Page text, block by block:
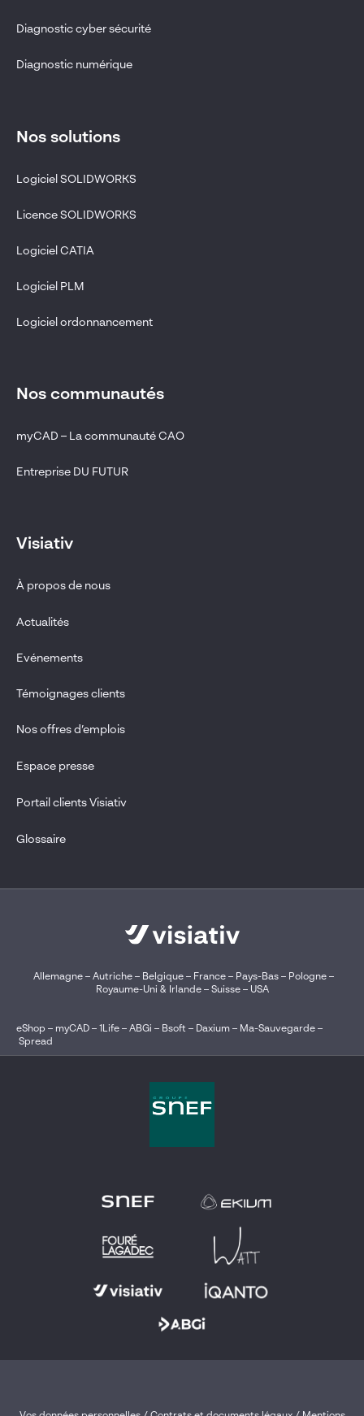
Diagnostic cyber sécurité
Diagnostic numérique
Nos solutions
Logiciel SOLIDWORKS
Licence SOLIDWORKS
Logiciel CATIA
Logiciel PLM
Logiciel ordonnancement
Nos communautés
myCAD – La communauté CAO
Entreprise DU FUTUR
Visiativ
À propos de nous
Actualités
Evénements
Témoignages clients
Nos offres d’emplois
Espace presse
Portail clients Visiativ
Glossaire
Allemagne– Autriche– Belgique – France– Pays-Bas– Pologne–
Royaume-Uni & Irlande– Suisse– USA
eShop – myCAD – 1Life – ABGi – Bsoft – Daxium – Ma-Sauvegarde –
Spread